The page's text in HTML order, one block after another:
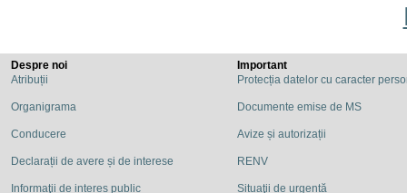
Despre noi
Atribuții
Organigrama
Conducere
Declarații de avere și de interese
Informaţii de interes public
Important
Protecția datelor cu caracter
Documente emise de MS
Avize și autorizații
RENV
Situaţii de urgență